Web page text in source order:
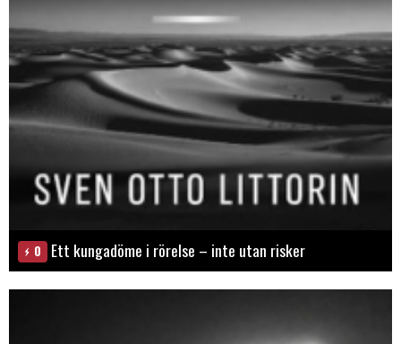
0 Ett kungadöme i rörelse – inte utan risker